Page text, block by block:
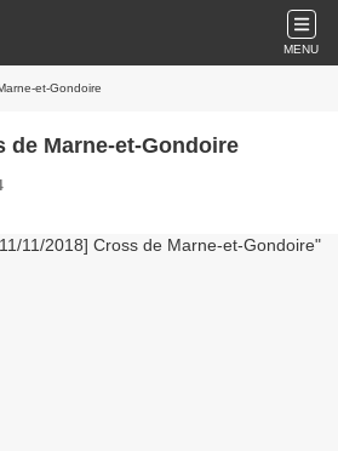
MENU
et-Gondoire
de Marne-et-Gondoire